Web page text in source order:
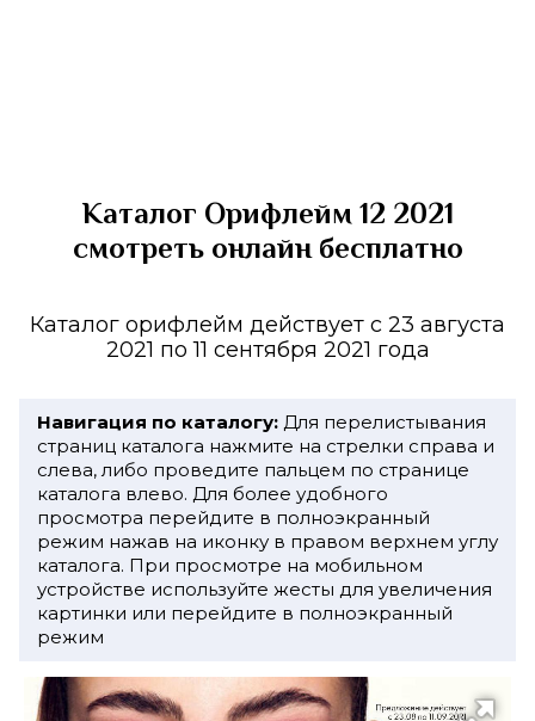
Каталог Орифлейм 12 2021
смотреть онлайн бесплатно
Каталог орифлейм действует с 23 августа
2021 по 11 сентября 2021 года
Навигация по каталогу: Для перелистывания
страниц каталога нажмите на стрелки справа и
слева, либо проведите пальцем по странице
каталога влево. Для более удобного
просмотра перейдите в полноэкранный
режим нажав на иконку в правом верхнем углу
каталога. При просмотре на мобильном
устройстве используйте жесты для увеличения
картинки или перейдите в полноэкранный
режим